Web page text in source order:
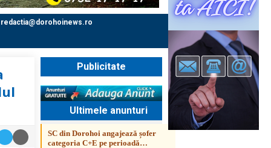
redactia@dorohoinews.ro
Publicitate
Ultimele anunturi
SC din Dorohoi angajează șofer
categoria C+E pe perioadă